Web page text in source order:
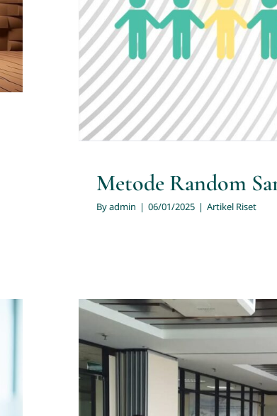
Metode Random
Metode Random
Byadmin | 06/01/2025 | Artikel Riset